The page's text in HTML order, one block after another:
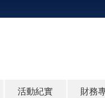
活動紀實 財務